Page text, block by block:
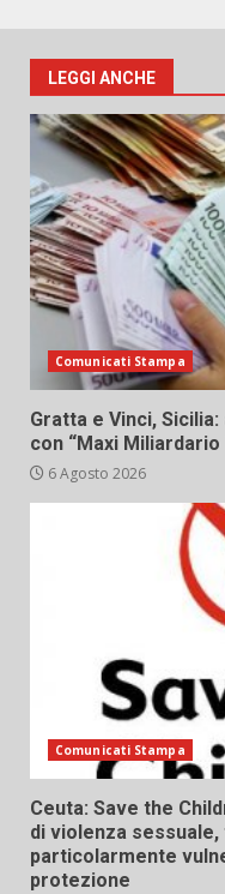
LEGGI ANCHE
Comunicati Stampa
Gratta e Vinci,
con “Maxi Miliardario
6 Agosto 2026
Comunicati Stampa
Ceuta: Save the
di violenza
particolarmente
protezione